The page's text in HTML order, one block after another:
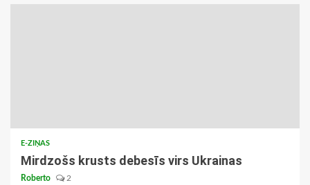
E-ZIŅAS
Mirdzošs krusts debesīs virs Ukrainas
Roberto 2